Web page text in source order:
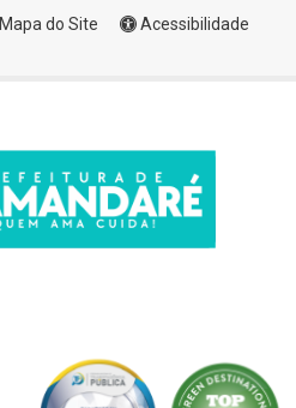
Mapa do Site
Acessibilidade